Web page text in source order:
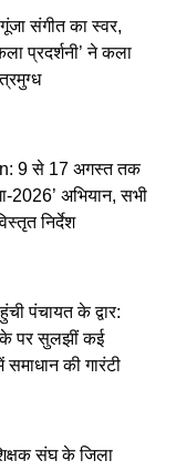
संगीत का स्वर,
प्रदर्शनी’ ने कला
9 से 17 अगस्त तक
2026’ अभियान, सभी
निर्देश
पंचायत के द्वार:
पर सुलझीं कई
की गारंटी
संघ के जिला